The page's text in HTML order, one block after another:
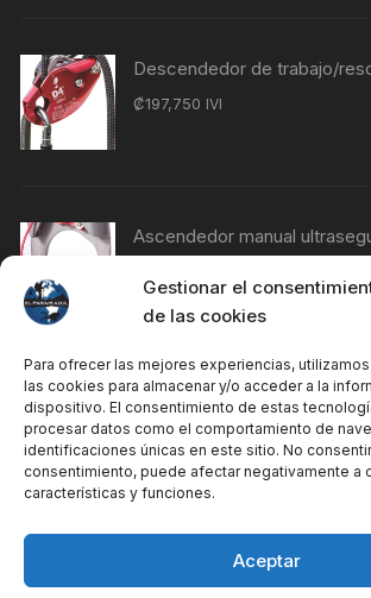
Gestionar el
de las cookies
Para ofrecer las mejores experiencias,
las cookies para almacenar y/o acceder a la
dispositivo. El consentimiento de estas
procesar datos como el comportamiento de
identificaciones únicas en este sitio. No
consentimiento, puede afectar negativamente a
características y funciones.
Aceptar
Descendedor de trabajo/
₡197,750 IVI
Ascendedor manual
76,840
Ascendedor manual
derecha RP240
₡76,840 IVI